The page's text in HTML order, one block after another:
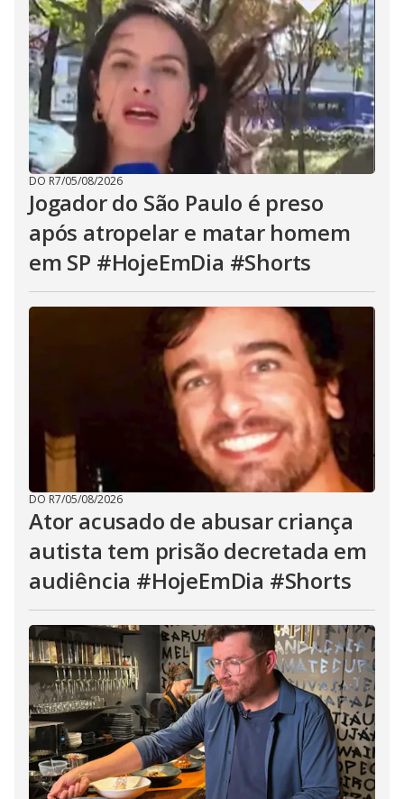
DO R7/05/08/2026
Jogador do São Paulo é preso
após atropelar e matar homem
em SP #HojeEmDia #Shorts
DO R7/05/08/2026
Ator acusado de abusar criança
autista tem prisão decretada em
audiência #HojeEmDia #Shorts